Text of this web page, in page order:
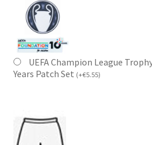
UEFA Champion League
Years Patch Set (+€5.55)